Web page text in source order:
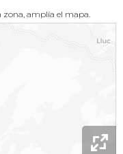
zona, amplía el mapa.
